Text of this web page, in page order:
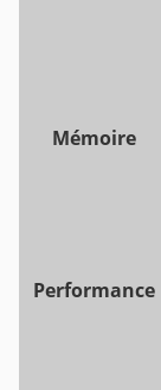
Mémoire
Performance